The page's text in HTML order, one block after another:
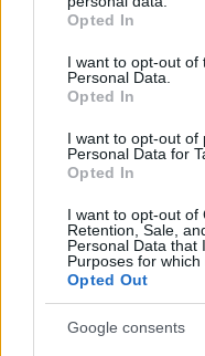
grant or deny consent
use your data for below
consent section.
Opted In
I want to opt-out of
Personal Data.
Opted In
I want to opt-out of
Personal Data for
Opted In
I want to opt-out of
Retention, Sale,
Personal Data that
Purposes for which
Opted Out
Google consents
A Tisza kormány
a közoktatásban –
munkáltatói jogaikat
kapott, más fideszesek
további üzemeltetését
Csendélet 5.0: alig
állapotban levő
élhető város